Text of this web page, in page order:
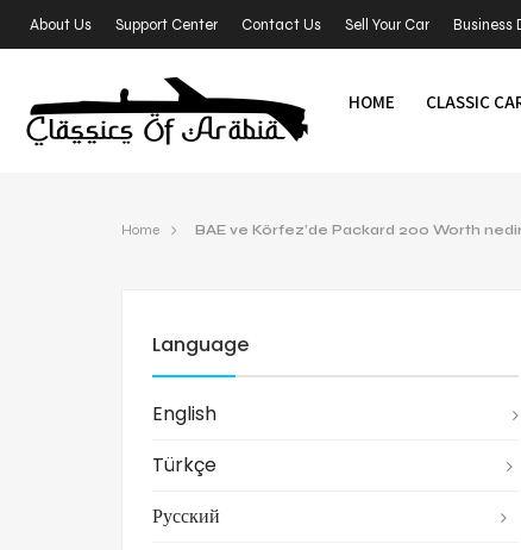
About Us Support Center Contact Us Sell Your Car Business
HOME CLASSIC
Home BAE ve Körfez’de Packard 200 Worth
Language
English
Türkçe
Русский